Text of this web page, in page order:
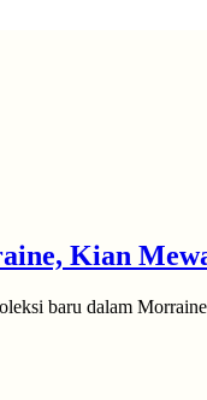
Kian
baru dalam